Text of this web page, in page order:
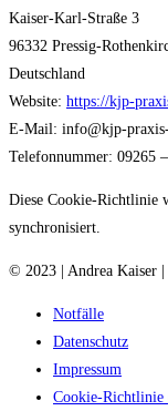
Kaiser-Karl-Straße 3
96332 Pressig-
Deutschland
Website: https://kjp-
E-Mail: info@kjp-
Telefonnummer: 09265
Diese Cookie-Richtlinie
synchronisiert.
© 2023 | Andrea Kaiser |
Notfälle
Datenschutz
Impressum
Cookie-Richtlinie